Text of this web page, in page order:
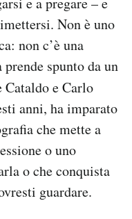
Non è uno
non c’è una
spunto da un
e Carlo
anni, ha imparato
che mette a
o uno
o che conquista
guardare.